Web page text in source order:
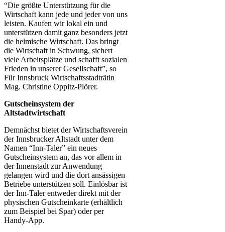
“Die größte Unterstützung für die
Wirtschaft kann jede und jeder von uns
leisten. Kaufen wir lokal ein und
unterstützen damit ganz besonders jetzt
die heimische Wirtschaft. Das bringt
die Wirtschaft in Schwung, sichert
viele Arbeitsplätze und schafft sozialen
Frieden in unserer Gesellschaft”, so
Für Innsbruck Wirtschaftsstadträtin
Mag. Christine Oppitz-Plörer.
Gutscheinsystem der
Altstadtwirtschaft
Demnächst bietet der Wirtschaftsverein
der Innsbrucker Altstadt unter dem
Namen “Inn-Taler” ein neues
Gutscheinsystem an, das vor allem in
der Innenstadt zur Anwendung
gelangen wird und die dort ansässigen
Betriebe unterstützen soll. Einlösbar ist
der Inn-Taler entweder direkt mit der
physischen Gutscheinkarte (erhältlich
zum Beispiel bei Spar) oder per
Handy-App.